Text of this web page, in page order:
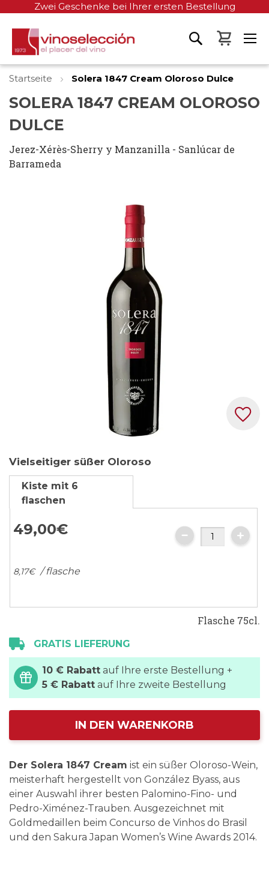
Zwei Geschenke bei Ihrer ersten Bestellung
Mein
Startseite Solera 1847 Cream Oloroso Dulce
SOLERA 1847 CREAM OLOROSO
DULCE
Jerez-Xérès-Sherry y Manzanilla - Sanlúcar de
Barrameda
Anfang
der
Bildgalerie
springen
Vielseitiger süßer Oloroso
Kiste mit 6
flaschen
49,00€
8,17€ / flasche
Flasche 75cl.
GRATIS LIEFERUNG
10 € Rabatt auf Ihre erste Bestellung +
5 € Rabatt auf Ihre zweite Bestellung
IN DEN WARENKORB
Der Solera 1847 Cream ist ein süßer Oloroso-Wein,
meisterhaft hergestellt von González Byass, aus
einer Auswahl ihrer besten Palomino-Fino- und
Pedro-Ximénez-Trauben. Ausgezeichnet mit
Goldmedaillen beim Concurso de Vinhos do Brasil
und den Sakura Japan Women’s Wine Awards 2014.